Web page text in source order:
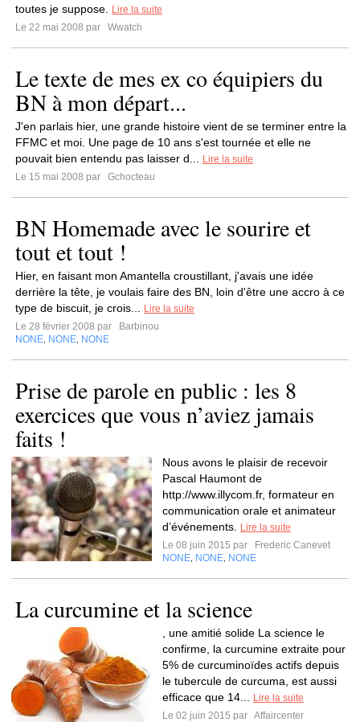
toutes je suppose.
Lire la suite
Le 22 mai 2008 par
Wwatch
Le texte de mes ex co équipiers du
BN à mon départ...
J'en parlais hier, une grande histoire vient de se terminer entre la
FFMC et moi. Une page de 10 ans s'est tournée et elle ne
pouvait bien entendu pas laisser d...
Lire la suite
Le 15 mai 2008 par
Gchocteau
BN Homemade avec le sourire et
tout et tout !
Hier, en faisant mon Amantella croustillant, j'avais une idée
derrière la tête, je voulais faire des BN, loin d'être une accro à ce
type de biscuit, je crois...
Lire la suite
Le 28 février 2008 par
Barbinou
NONE NONE NONE
Prise de parole en public : les 8
exercices que vous n’aviez jamais
faits !
Nous avons le plaisir de recevoir
Pascal Haumont de
http://www.illycom.fr, formateur en
communication orale et animateur
d’événements.
Lire la suite
Le 08 juin 2015 par
Frederic Canevet
NONE NONE NONE
La curcumine et la science
, une amitié solide La science le
confirme, la curcumine extraite pour
5% de curcuminoïdes actifs depuis
le tubercule de curcuma, est aussi
efficace que 14...
Lire la suite
Le 02 juin 2015 par Affaircenter